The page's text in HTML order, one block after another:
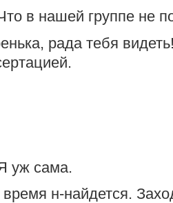
в нашей группе не
рада тебя
уж сама.
н-найдется.